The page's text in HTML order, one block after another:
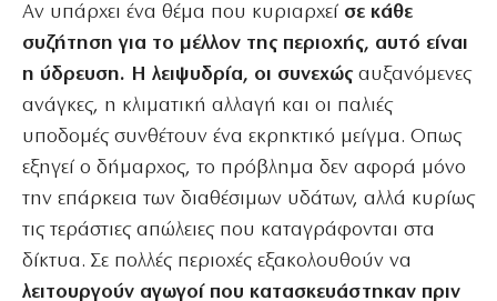
Αν υπάρχει ένα θέμα που κυριαρχεί σε κάθε
συζήτηση για το μέλλον της περιοχής, αυτό είναι
η ύδρευση. Η λειψυδρία, οι συνεχώς αυξανόμενες
ανάγκες, η κλιματική αλλαγή και οι παλιές
υποδομές συνθέτουν ένα εκρηκτικό μείγμα. Οπως
εξηγεί ο δήμαρχος, το πρόβλημα δεν αφορά μόνο
την επάρκεια των διαθέσιμων υδάτων, αλλά κυρίως
τις τεράστιες απώλειες που καταγράφονται στα
δίκτυα. Σε πολλές περιοχές εξακολουθούν να
λειτουργούν αγωγοί που κατασκευάστηκαν πριν